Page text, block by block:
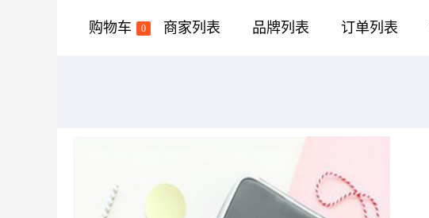
购物车 0 商家列表 品牌列表 订单列表